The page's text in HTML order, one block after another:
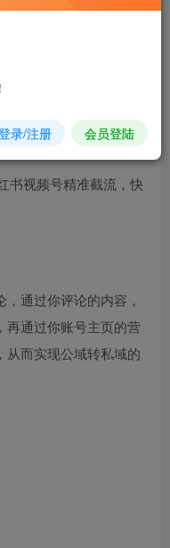
后购买，可保存购买订单
通过你评论的内容，
再通过你账号主页的营
从而实现公域转私域的
录/注册 会员登陆